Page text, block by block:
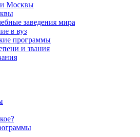
Москвы
заведения мира
в вуз
программы
и звания